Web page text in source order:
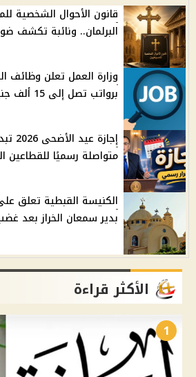
قانون الأحوال الشخصية
البرلمان.. ونائبة تكشف
وزارة العمل تعلن وظائف
برواتب تصل إلى 15 ألف جنيه
متواصلة رسميًا للقطاعين
الكنيسة القبطية تعلق
بدير سمعان الخراز بعد
الأكثر قراءة
1